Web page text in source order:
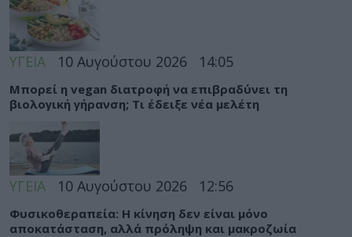
ΥΓΕΙΑ 10 Αυγούστου 2026 14:05
Μπορεί η vegan διατροφή να επιβραδύνει τη
βιολογική γήρανση; Τι έδειξε νέα μελέτη
ΥΓΕΙΑ 10 Αυγούστου 2026 12:56
Φυσικοθεραπεία: Η κίνηση δεν είναι μόνο
αποκατάσταση, αλλά πρόληψη και μακροζωία